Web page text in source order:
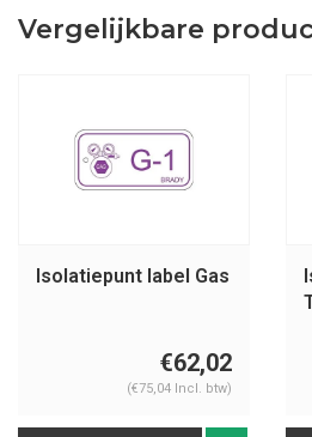
Vergelijkbare
Isolatiepunt label Gas
€62,02
(€75,04 Incl. btw)